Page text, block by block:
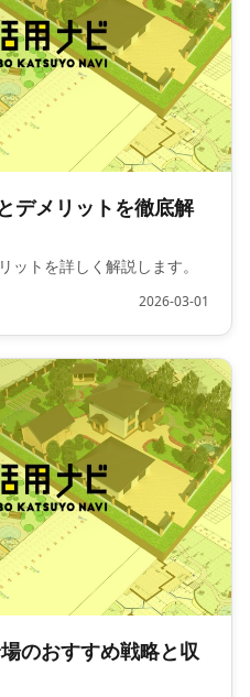
デメリットを徹底解
ットを詳しく解説します。
2026-03-01
のおすすめ戦略と収